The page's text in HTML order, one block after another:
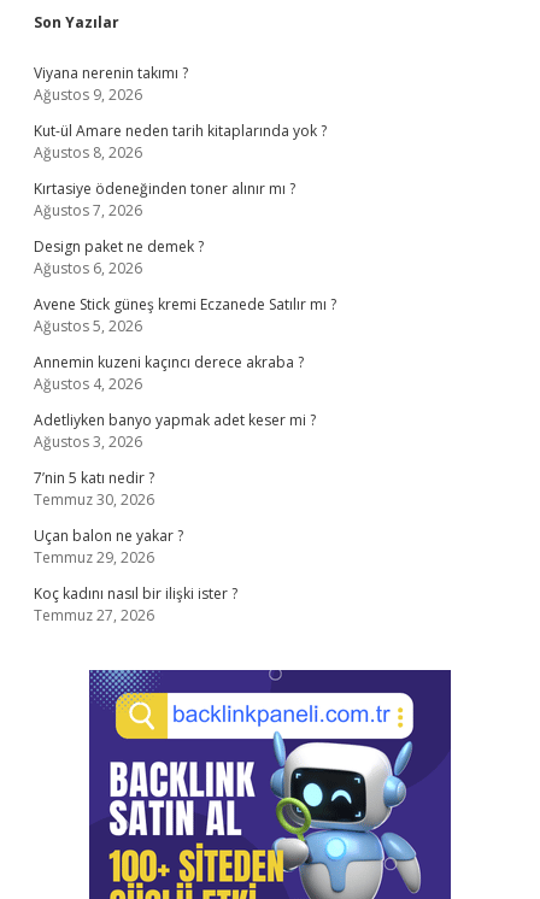
Sidebar
Son Yazılar
Viyana nerenin takımı ?
Ağustos 9, 2026
Kut-ül Amare neden tarih kitaplarında yok ?
Ağustos 8, 2026
Kırtasiye ödeneğinden toner alınır mı ?
Ağustos 7, 2026
Design paket ne demek ?
Ağustos 6, 2026
Avene Stick güneş kremi Eczanede Satılır mı ?
Ağustos 5, 2026
Annemin kuzeni kaçıncı derece akraba ?
Ağustos 4, 2026
Adetliyken banyo yapmak adet keser mi ?
Ağustos 3, 2026
7’nin 5 katı nedir ?
Temmuz 30, 2026
Uçan balon ne yakar ?
Temmuz 29, 2026
Koç kadını nasıl bir ilişki ister ?
Temmuz 27, 2026